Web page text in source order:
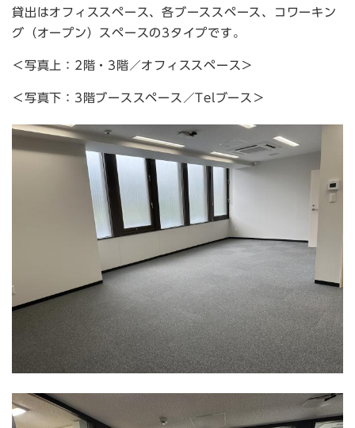
貸出はオフィススペース、各ブーススペース、コワーキン
グ（オープン）スペースの3タイプです。
＜写真上：2階・3階／オフィススペース＞
＜写真下：3階ブーススペース／Telブース＞